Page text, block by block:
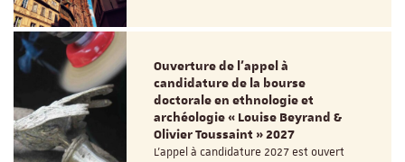
Ouverture de l'appel à
candidature de la bourse
doctorale en ethnologie et
archéologie « Louise Beyrand &
Olivier Toussaint » 2027
L’appel à candidature 2027 est ouvert